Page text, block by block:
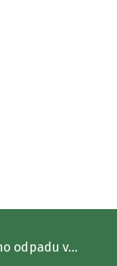
odpadu v...